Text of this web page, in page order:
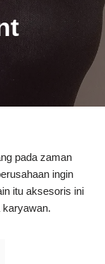
pada zaman
ingin
itu aksesoris ini
karyawan.